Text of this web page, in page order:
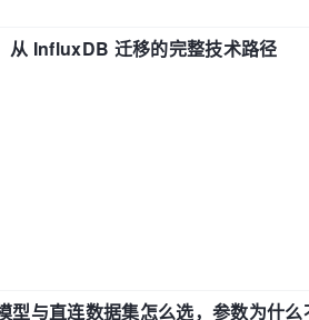
从 InfluxDB 迁移的完整技术路径
与直连数据集怎么选，参数为什